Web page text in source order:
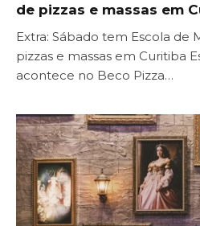
de pizzas e massas em
Extra: Sábado tem Escola de
pizzas e massas em Curitiba
acontece no Beco Pizza…